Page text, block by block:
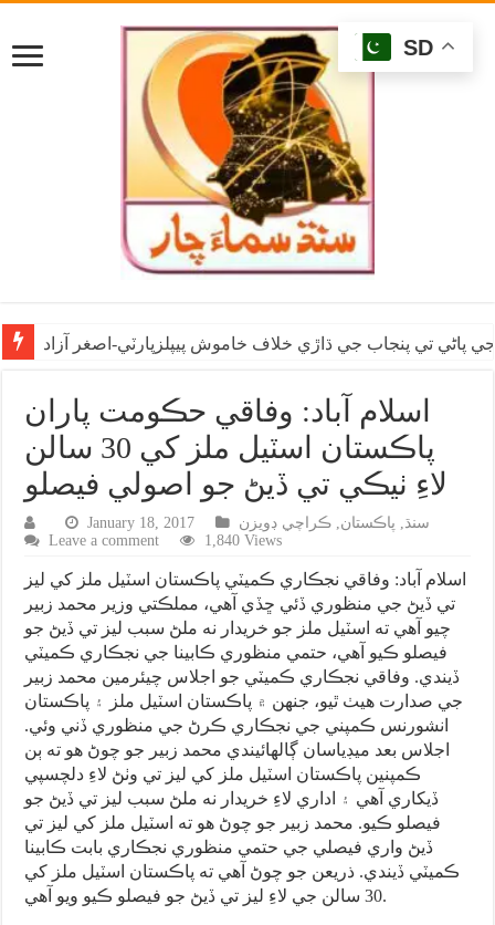
پاڻي تي پنجاب جي ڌاڙي خلاف خاموش پيپلزپارٽي-اصغر آزاد
اسلام آباد: وفاقي حڪومت پاران
پاڪستان اسٽيل ملز کي 30 سالن
لاءِ ٺيڪي تي ڏيڻ جو اصولي فيصلو
January 18, 2017 سنڌ, پاڪستان, ڪراچي ڊويزن
Leave a comment
1,840 Views
اسلام آباد: وفاقي نجڪاري ڪميٽي پاڪستان اسٽيل ملز کي ليز
تي ڏيڻ جي منظوري ڏئي ڇڏي آهي، مملڪتي وزير محمد زبير
چيو آهي ته اسٽيل ملز جو خريدار نه ملڻ سبب ليز تي ڏيڻ جو
فيصلو ڪيو آهي، حتمي منظوري ڪابينا جي نجڪاري ڪميٽي
ڏيندي. وفاقي نجڪاري ڪميٽي جو اجلاس چيئرمين محمد زبير
جي صدارت هيٺ ٿيو، جنهن ۾ پاڪستان اسٽيل ملز ۽ پاڪستان
انشورنس ڪمپني جي نجڪاري ڪرڻ جي منظوري ڏني وئي.
اجلاس بعد ميڊياسان ڳالهائيندي محمد زبير جو چوڻ هو ته ٻن
ڪمپنين پاڪستان اسٽيل ملز کي ليز تي وٺڻ لاءِ دلچسپي
ڏيکاري آهي ۽ اداري لاءِ خريدار نه ملڻ سبب ليز تي ڏيڻ جو
فيصلو ڪيو. محمد زبير جو چوڻ هو ته اسٽيل ملز کي ليز تي
ڏيڻ واري فيصلي جي حتمي منظوري نجڪاري بابت ڪابينا
ڪميٽي ڏيندي. ذريعن جو چوڻ آهي ته پاڪستان اسٽيل ملز کي
30 سالن جي لاءِ ليز تي ڏيڻ جو فيصلو ڪيو ويو آهي.
SD